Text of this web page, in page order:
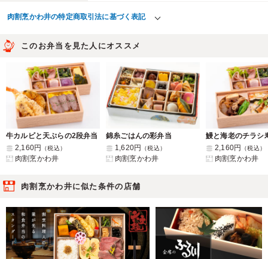
肉割烹かわ井の特定商取引法に基づく表記
このお弁当を見た人にオススメ
牛カルビと天ぷらの2段弁当
2,160円
（税込）
肉割烹かわ井
錦糸ごはんの彩弁当
1,620円
（税込）
肉割烹かわ井
2,160円 （税込）
肉割烹かわ井
肉割烹かわ井に似た条件の店舗